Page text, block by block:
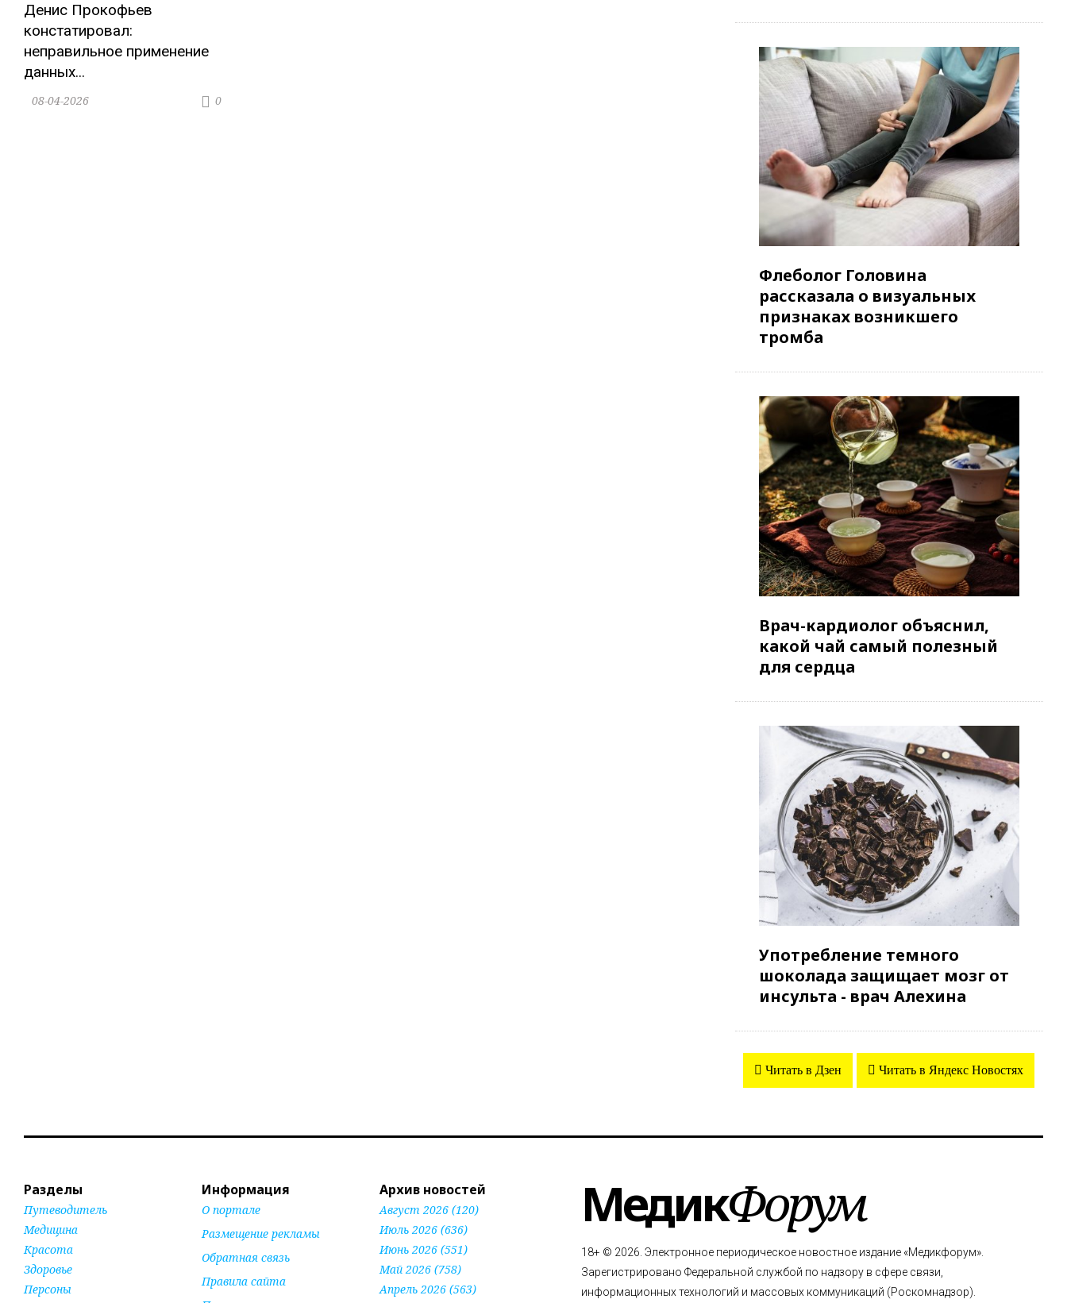
Денис Прокофьев
констатировал:
неправильное применение
данных...
0
08-04-2026
Флеболог Головина
рассказала о визуальных
признаках возникшего
тромба
Врач-кардиолог объяснил,
какой чай самый полезный
для сердца
Употребление темного
шоколада защищает мозг от
инсульта - врач Алехина
Читать в Дзен Читать в Яндекс Новостях
Разделы
Путеводитель
Медицина
Красота
Здоровье
Персоны
Информация
О портале
Размещение рекламы
Обратная связь
Правила сайта
Архив новостей
Август 2026 (120)
Июль 2026 (636)
Июнь 2026 (551)
Май 2026 (758)
Апрель 2026 (563)
МедикФорум
18+ © 2026. Электронное периодическое новостное издание «Медикфорум».
Зарегистрировано Федеральной службой по надзору в сфере связи,
информационных технологий и массовых коммуникаций (Роскомнадзор).